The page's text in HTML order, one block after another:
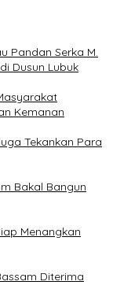
Pandan Serka M.
Dusun Lubuk
Kemanan
Tekankan Para
Bakal Bangun
Menangkan
Diterima